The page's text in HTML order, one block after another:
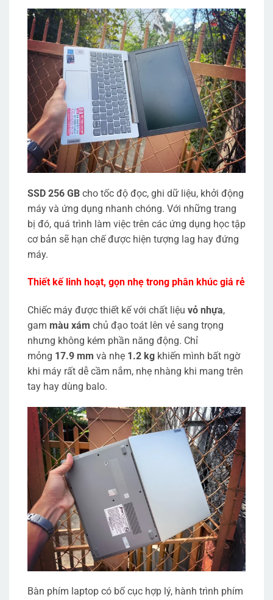
SSD 256 GB cho tốc độ đọc, ghi dữ liệu, khởi động
máy và ứng dụng nhanh chóng. Với những trang
bị đó, quá trình làm việc trên các ứng dụng học tập
cơ bản sẽ hạn chế được hiện tượng lag hay đứng
máy.
Thiết kế linh hoạt, gọn nhẹ trong phân khúc giá rẻ
Chiếc máy được thiết kế với chất liệu vỏ nhựa,
gam màu xám chủ đạo toát lên vẻ sang trọng
nhưng không kém phần năng động. Chỉ
mỏng 17.9 mm và nhẹ 1.2 kg khiến mình bất ngờ
khi máy rất dễ cầm nắm, nhẹ nhàng khi mang trên
tay hay dùng balo.
Bàn phím laptop có bố cục hợp lý, hành trình phím